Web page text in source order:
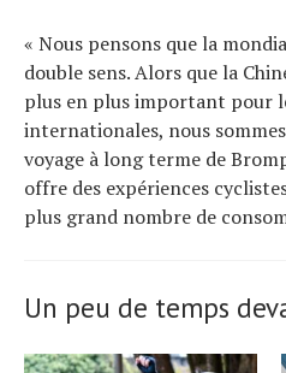
« Nous pensons que la
double sens. Alors que la
plus en plus important pour
internationales, nous
voyage à long terme de
offre des expériences
plus grand nombre de
Un peu de temps